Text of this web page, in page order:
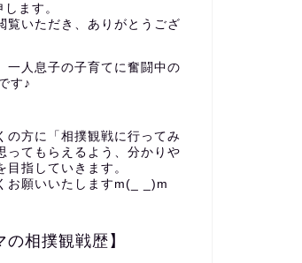
ます。
覧いただき、ありがとうござ
一人息子の子育てに奮闘中の
す♪
の方に「相撲観戦に行ってみ
ってもらえるよう、分かりや
目指していきます。
お願いいたしますm(_ _)m
の相撲観戦歴】